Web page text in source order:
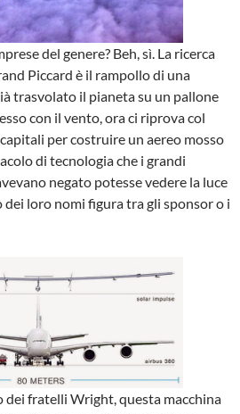
del genere? Beh, sì. La ricerca
Piccard è il rampollo di una
trasvolato il pianeta su un pallone
con il vento, ora ci riprova col
per costruire un aereo mosso
di tecnologia che i grandi
negato potesse vedere la luce
dei loro nomi figura tra gli sponsor o i
dei fratelli Wright, questa macchina